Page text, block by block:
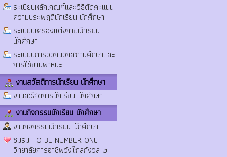
ระเบียบหลักเกณฑ์และวิธีตัดคะแนน
ความประพฤตินักเรียน นักศึกษา
ระเบียบเครื่องแต่งกายนักเรียน
นักศึกษา
ระเบียบการออกนอกสถานศึกษาและ
การใช้ยานพาหนะ
งานสวัสดิการนักเรียน นักศึกษา
งานสวัสดิการนักเรียน นักศึกษา
งานกิจกรรมนักเรียน นักศึกษา
งานกิจกรรมนักเรียน นักศึกษา
ชมรม TO BE NUMBER ONE
วิทยาลัยการอาชีพวังไกลกังวล ๒